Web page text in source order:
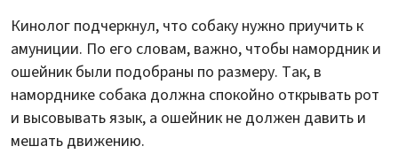
Кинолог подчеркнул, что собаку нужно приучить к
амуниции. По его словам, важно, чтобы намордник и
ошейник были подобраны по размеру. Так, в
наморднике собака должна спокойно открывать рот
и высовывать язык, а ошейник не должен давить и
мешать движению.